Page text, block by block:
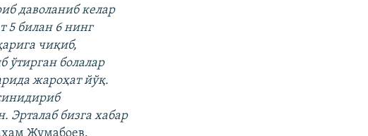
даволаниб келар
5 билан 6 нинг
чиқиб,
ўтирган болалар
жароҳат йўқ.
бизга хабар
Жумабоев.